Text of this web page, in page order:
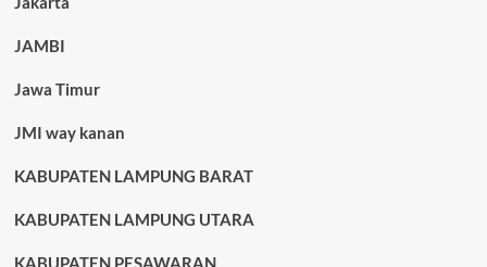
JAMBI
Jawa Timur
JMI way kanan
KABUPATEN LAMPUNG BARAT
KABUPATEN LAMPUNG UTARA
KABUPATEN PESAWARAN